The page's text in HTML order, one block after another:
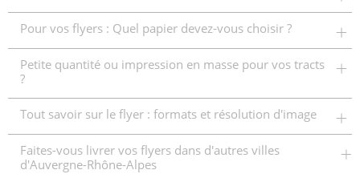
Pour vos flyers : Quel papier devez-vous choisir ?
Petite quantité ou impression en masse pour vos tracts
?
Tout savoir sur le flyer : formats et résolution d'image
Faites-vous livrer vos flyers dans d'autres villes
d'Auvergne-Rhône-Alpes